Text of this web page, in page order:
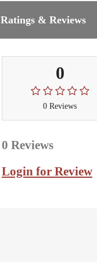
Ratings & Reviews
0
0 Reviews
0 Reviews
Login for Review